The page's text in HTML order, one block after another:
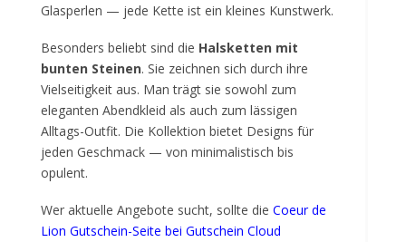
Glasperlen — jede Kette ist ein kleines Kunstwerk.
Besonders beliebt sind die Halsketten mit
bunten Steinen. Sie zeichnen sich durch ihre
Vielseitigkeit aus. Man trägt sie sowohl zum
eleganten Abendkleid als auch zum lässigen
Alltags-Outfit. Die Kollektion bietet Designs für
jeden Geschmack — von minimalistisch bis
opulent.
Wer aktuelle Angebote sucht, sollte die Coeur de
Lion Gutschein-Seite bei Gutschein Cloud